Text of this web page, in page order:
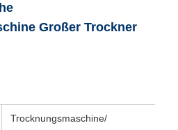
Großer Trockner
Trocknungsmaschine/